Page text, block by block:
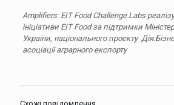
Amplifiers: EIT Food Challenge Labs
ініціативи EIT Food за підтримки
України, національного проєкту
асоціації аграрного експорту